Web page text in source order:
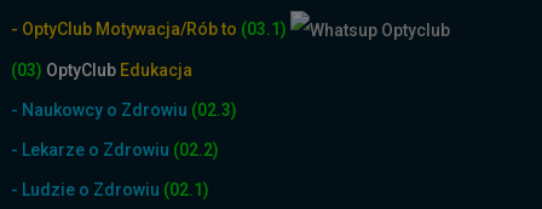
- OptyClub Motywacja/Rób to (03.1)
(03) OptyClub Edukacja
- Naukowcy o Zdrowiu (02.3)
- Lekarze o Zdrowiu (02.2)
- Ludzie o Zdrowiu (02.1)